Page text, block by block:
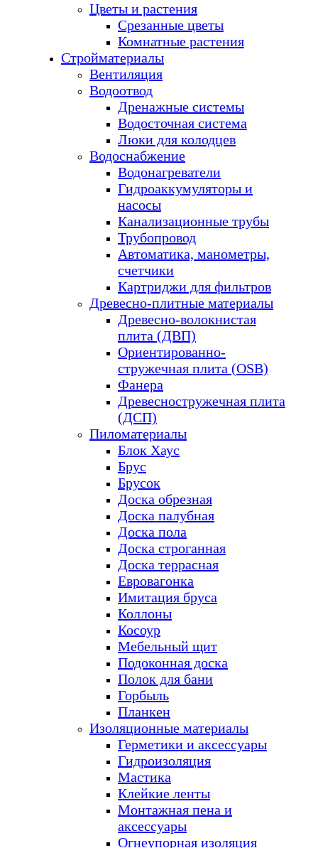
Цветы и растения
Срезанные цветы
Комнатные растения
Стройматериалы
Вентиляция
Водоотвод
Дренажные системы
Водосточная система
Люки для колодцев
Водоснабжение
Водонагреватели
Гидроаккумуляторы и
насосы
Канализационные трубы
Трубопровод
Автоматика, манометры,
счетчики
Картриджи для фильтров
Древесно-плитные материалы
Древесно-волокнистая
плита (ДВП)
Ориентированно-
стружечная плита (OSB)
Фанера
Древесностружечная плита
(ДСП)
Пиломатериалы
Блок Хаус
Брус
Брусок
Доска обрезная
Доска палубная
Доска пола
Доска строганная
Доска террасная
Евровагонка
Имитация бруса
Коллоны
Косоур
Мебельный щит
Подоконная доска
Полок для бани
Горбыль
Планкен
Изоляционные материалы
Герметики и аксессуары
Гидроизоляция
Мастика
Клейкие ленты
Монтажная пена и
аксессуары
Огнеупорная изоляция